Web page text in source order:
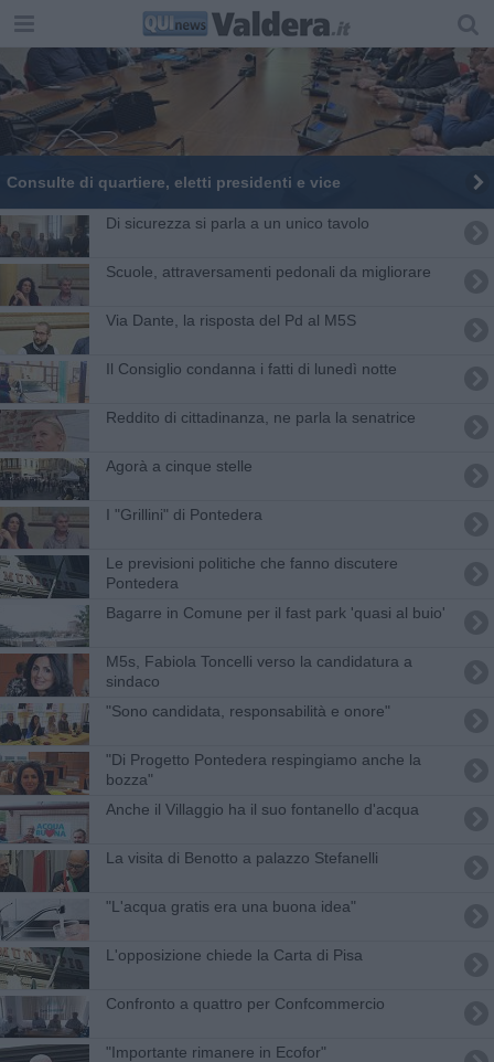
Consulte di quartiere, eletti presidenti e vice
Di sicurezza si parla a un unico tavolo
Scuole, attraversamenti pedonali da migliorare
Via Dante, la risposta del Pd al M5S
Il Consiglio condanna i fatti di lunedì notte
Reddito di cittadinanza, ne parla la senatrice
Agorà a cinque stelle
I "Grillini" di Pontedera
Le previsioni politiche che fanno discutere
Pontedera
Bagarre in Comune per il fast park 'quasi al buio'
M5s, Fabiola Toncelli verso la candidatura a
sindaco
"Sono candidata, responsabilità e onore"
"Di Progetto Pontedera respingiamo anche la
bozza"
Anche il Villaggio ha il suo fontanello d'acqua
La visita di Benotto a palazzo Stefanelli
"L'acqua gratis era una buona idea"
L'opposizione chiede la Carta di Pisa
​Confronto a quattro per Confcommercio
"Importante rimanere in Ecofor"